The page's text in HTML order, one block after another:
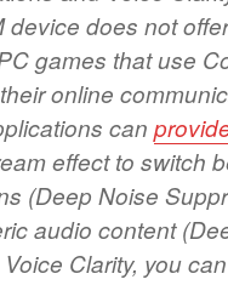
does not
games that use
online
can
effect to switch
(Deep Noise
audio content
Clarity, you